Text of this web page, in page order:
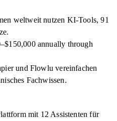
weltweit nutzen KI-Tools, 91
annually through
und Flowlu vereinfachen
Fachwissen.
mit 12 Assistenten für